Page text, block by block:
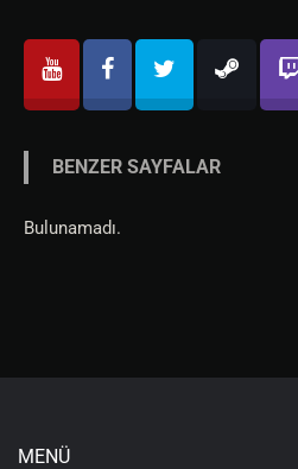
BENZER SAYFALAR
Bulunamadı.
MENÜ